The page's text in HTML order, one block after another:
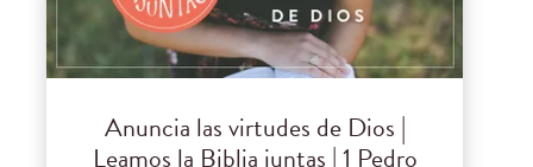
Anuncia las virtudes de Dios |
Leamos la Biblia juntas | 1 Pedro